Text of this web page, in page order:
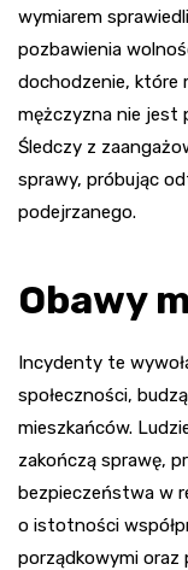
wymiarem
pozbawienia
dochodzenie, które
mężczyzna nie jest
Śledczy z
sprawy, próbując
podejrzanego.
Obawy
Incydenty te
społeczności,
mieszkańców.
zakończą sprawę,
bezpieczeństwa w
o istotności
porządkowymi oraz